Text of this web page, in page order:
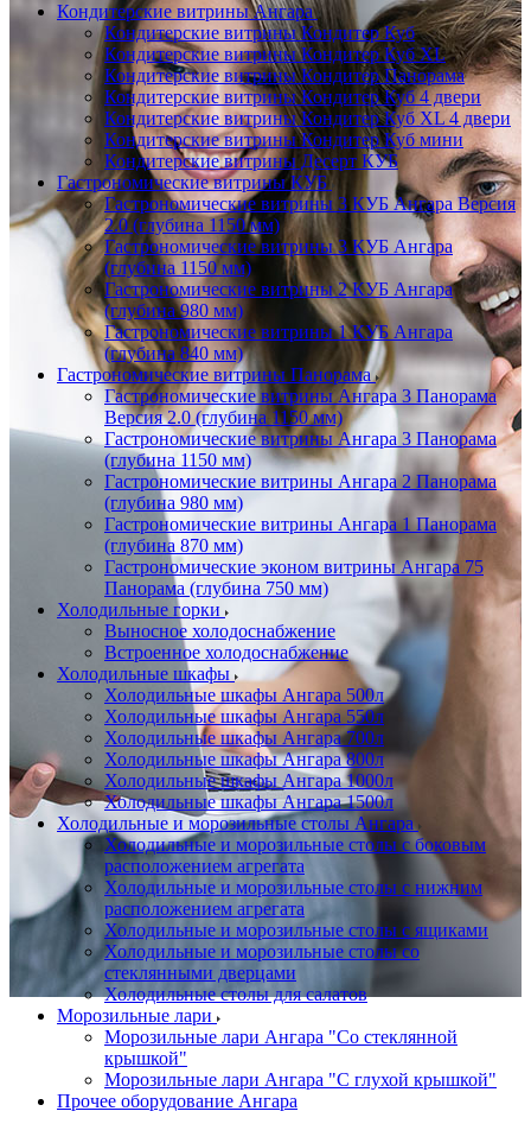
Кондитерские витрины Ангара
Кондитерские витрины Кондитер Куб
Кондитерские витрины Кондитер Куб XL
Кондитерские витрины Кондитер Панорама
Кондитерские витрины Кондитер Куб 4 двери
Кондитерские витрины Кондитер Куб XL 4 двери
Кондитерские витрины Кондитер Куб мини
Кондитерские витрины Десерт КУБ
Гастрономические витрины КУБ
Гастрономические витрины 3 КУБ Ангара Версия
2.0 (глубина 1150 мм)
Гастрономические витрины 3 КУБ Ангара
(глубина 1150 мм)
Гастрономические витрины 2 КУБ Ангара
(глубина 980 мм)
Гастрономические витрины 1 КУБ Ангара
(глубина 840 мм)
Гастрономические витрины Панорама
Гастрономические витрины Ангара 3 Панорама
Версия 2.0 (глубина 1150 мм)
Гастрономические витрины Ангара 3 Панорама
(глубина 1150 мм)
Гастрономические витрины Ангара 2 Панорама
(глубина 980 мм)
Гастрономические витрины Ангара 1 Панорама
(глубина 870 мм)
Гастрономические эконом витрины Ангара 75
Панорама (глубина 750 мм)
Холодильные горки
Выносное холодоснабжение
Встроенное холодоснабжение
Холодильные шкафы
Холодильные шкафы Ангара 500л
Холодильные шкафы Ангара 550л
Холодильные шкафы Ангара 700л
Холодильные шкафы Ангара 800л
Холодильные шкафы Ангара 1000л
Холодильные шкафы Ангара 1500л
Холодильные и морозильные столы Ангара
Холодильные и морозильные столы с боковым
расположением агрегата
Холодильные и морозильные столы с нижним
расположением агрегата
Холодильные и морозильные столы с ящиками
Холодильные и морозильные столы со
стеклянными дверцами
Холодильные столы для салатов
Морозильные лари
Морозильные лари Ангара "Со стеклянной
крышкой"
Морозильные лари Ангара "С глухой крышкой"
Прочее оборудование Ангара